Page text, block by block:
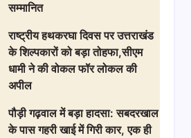
सम्मानित
राष्ट्रीय हथकरघा दिवस पर उत्तराखंड
के शिल्पकारों को बड़ा तोहफा,सीएम
धामी ने की वोकल फॉर लोकल की
अपील
पौड़ी गढ़वाल में बड़ा हादसा: सबदरखाल
के पास गहरी खाई में गिरी कार, एक ही